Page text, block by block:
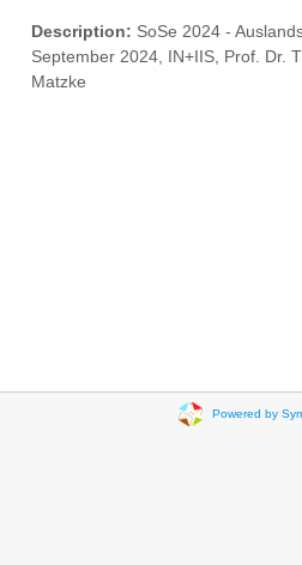
Description: SoSe 2024 -
September 2024, IN+IIS, Prof. Dr.
Matzke
Powered by